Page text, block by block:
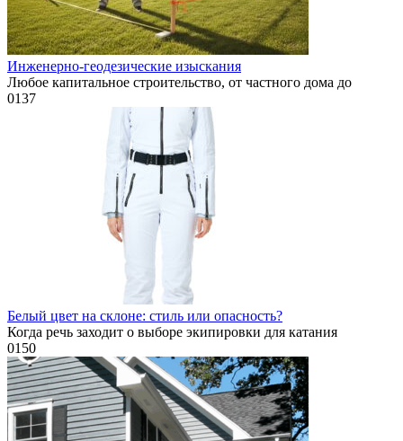
Инженерно-геодезические изыскания
Любое капитальное строительство, от частного дома до
0137
Белый цвет на склоне: стиль или опасность?
Когда речь заходит о выборе экипировки для катания
0150